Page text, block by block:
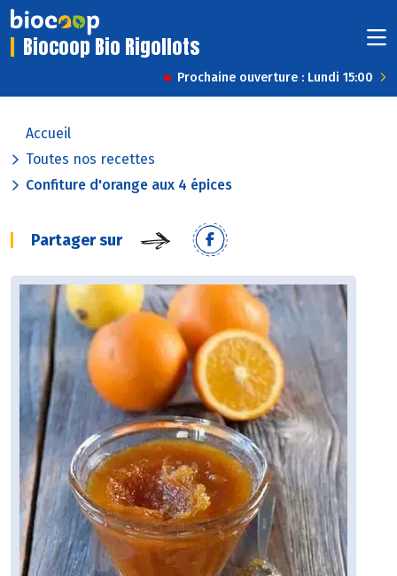
Biocoop Bio Rigollots
Prochaine ouverture : Lundi 15:00
Accueil
Toutes nos recettes
Confiture d'orange aux 4 épices
Partager sur